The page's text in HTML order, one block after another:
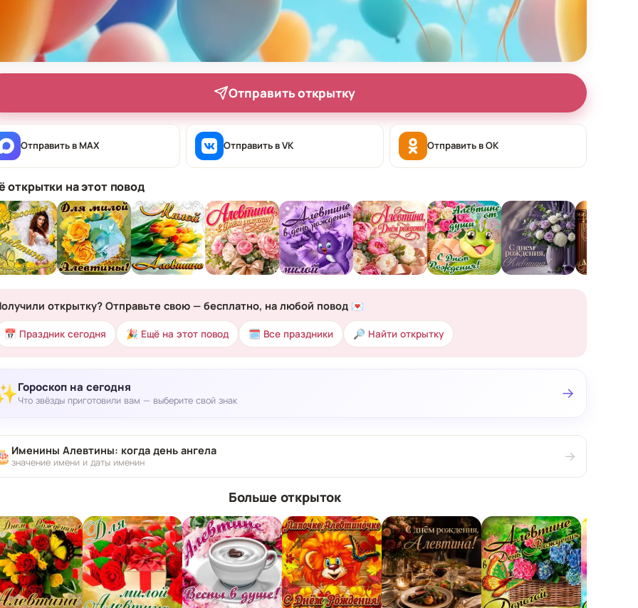
Отправить открытку
Отправить в MAX Отправить в VK Отправить в OK
открытки на этот повод
открытку? Отправьте свою — бесплатно, на любой повод 💌
📅 Праздник сегодня 🎉 Ещё на этот повод 🗓 Все праздники 🔎 Найти открытку
Гороскоп на сегодня
Что звёзды приготовили вам — выберите свой знак →
Именины Алевтины: когда день ангела
значение имени и даты именин →
Больше открыток